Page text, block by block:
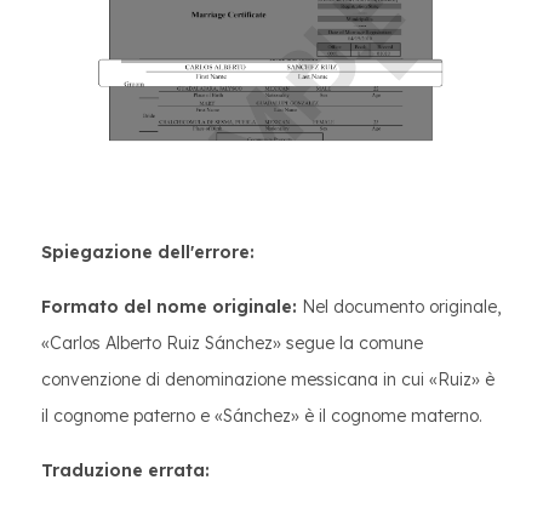
Spiegazione dell'errore:
Formato del nome originale: Nel documento originale,
«Carlos Alberto Ruiz Sánchez» segue la comune
convenzione di denominazione messicana in cui «Ruiz» è
il cognome paterno e «Sánchez» è il cognome materno.
Traduzione errata: